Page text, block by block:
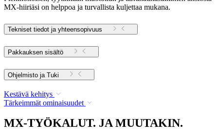
MX-hiiriäsi on helppoa ja turvallista kuljettaa mukana.
Tekniset tiedot ja yhteensopivuus
Pakkauksen sisältö
Ohjelmisto ja Tuki
Kestävä kehitys
Tärkeimmät ominaisuudet
MX-TYÖKALUT. JA MUUTAKIN.